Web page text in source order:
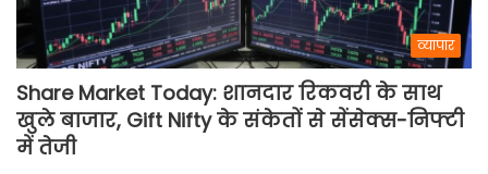
व्यापार
Share Market Today: शानदार रिकवरी के साथ
खुले बाजार, Gift Nifty के संकेतों से सेंसेक्स-निफ्टी
में तेजी